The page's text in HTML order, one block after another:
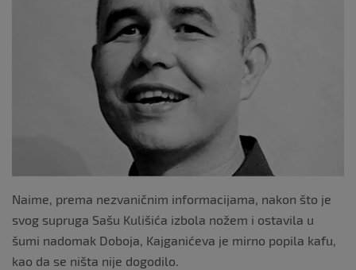
Naime, prema nezvaničnim informacijama, nakon što je
svog supruga Sašu Kulišića izbola nožem i ostavila u
šumi nadomak Doboja, Kajganićeva je mirno popila kafu,
kao da se ništa nije dogodilo.